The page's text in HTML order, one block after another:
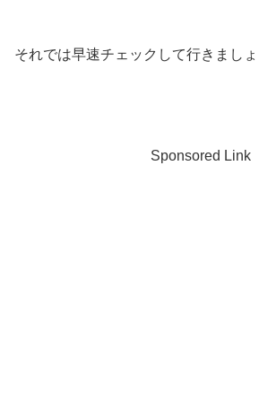
それでは早速チェックして行きまし
Sponsored Link